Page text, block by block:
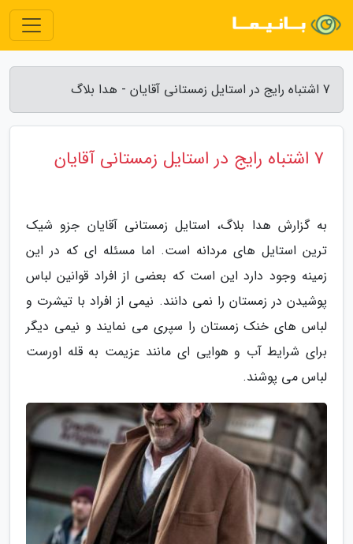
7 اشتباه رایج در استایل زمستانی آقایان - هدا بلاگ
7 اشتباه رایج در استایل زمستانی آقایان
به گزارش هدا بلاگ، استایل زمستانی آقایان جزو شیک
ترین استایل های مردانه است. اما مسئله ای که در این
زمینه وجود دارد این است که بعضی از افراد قوانین لباس
پوشیدن در زمستان را نمی دانند. نیمی از افراد با تیشرت و
لباس های خنک زمستان را سپری می نمایند و نیمی دیگر
برای شرایط آب و هوایی ای مانند عزیمت به قله اورست
لباس می پوشند.